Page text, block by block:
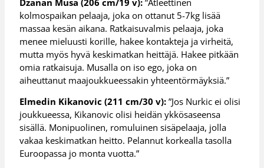
kolmospaikan pelaaja, joka on ottanut 5-7kg lisää
massaa kesän aikana. Ratkaisuvalmis pelaaja, joka
menee mieluusti korille, hakee kontakteja ja virheitä,
mutta myös hyvä keskimatkan heittäjä. Hakee pitkään
omia ratkaisuja. Musalla on iso ego, joka on
aiheuttanut maajoukkueessakin yhteentörmäyksiä.”
Elmedin Kikanovic (211 cm/30 v): ”Jos Nurkic ei olisi
joukkueessa, Kikanovic olisi heidän ykkösaseensa
sisällä. Monipuolinen, romuluinen sisäpelaaja, jolla
vakaa keskimatkan heitto. Pelannut korkealla tasolla
Euroopassa jo monta vuotta.”